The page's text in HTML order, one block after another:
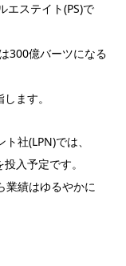
エステイト(PS)で
300億バーツになる
ます。
社(LPN)では、
入予定です。
業績はゆるやかに